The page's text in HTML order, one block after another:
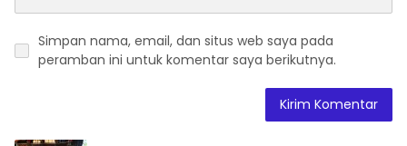
Simpan nama, email, dan situs web saya pada
peramban ini untuk komentar saya berikutnya.